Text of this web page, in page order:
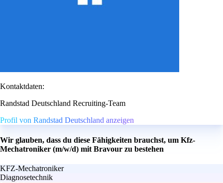
Kontaktdaten:
Randstad Deutschland Recruiting-Team
Profil von Randstad Deutschland anzeigen
Wir glauben, dass du diese Fähigkeiten brauchst, um Kfz-
Mechatroniker (m/w/d) mit Bravour zu bestehen
KFZ-Mechatroniker
Diagnosetechnik